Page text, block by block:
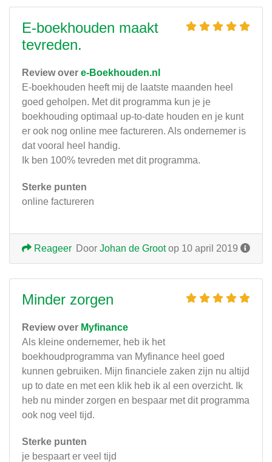
E-boekhouden maakt
tevreden.
Review over e-Boekhouden.nl
E-boekhouden heeft mij de laatste maanden heel
goed geholpen. Met dit programma kun je je
boekhouding optimaal up-to-date houden en je kunt
er ook nog online mee factureren. Als ondernemer is
dat vooral heel handig.
Ik ben 100% tevreden met dit programma.
Sterke punten
online factureren
Door Johan de Grootop 10 april 2019
Reageer
Minder zorgen
Review over Myfinance
Als kleine ondernemer, heb ik het
boekhoudprogramma van Myfinance heel goed
kunnen gebruiken. Mijn financiele zaken zijn nu altijd
up to date en met een klik heb ik al een overzicht. Ik
heb nu minder zorgen en bespaar met dit programma
ook nog veel tijd.
Sterke punten
je bespaart er veel tijd